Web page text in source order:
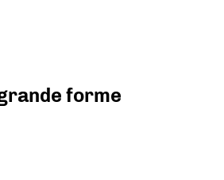
forme